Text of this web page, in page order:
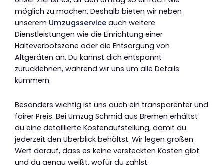
möglich zu machen. Deshalb bieten wir neben
unserem Umzugsservice auch weitere
Dienstleistungen wie die Einrichtung einer
Halteverbotszone oder die Entsorgung von
Altgeräten an. Du kannst dich entspannt
zurücklehnen, während wir uns um alle Details
kümmern.
Besonders wichtig ist uns auch ein transparenter und
fairer Preis. Bei Umzug Schmid aus Bremen erhältst
du eine detaillierte Kostenaufstellung, damit du
jederzeit den Überblick behältst. Wir legen großen
Wert darauf, dass es keine versteckten Kosten gibt
und du genau weißt, wofür du zahlst.